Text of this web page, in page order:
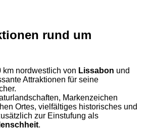
rund um
km nordwestlich von Lissabon und
Attraktionen für seine
Markenzeichen
Ortes, vielfältiges historisches und
zur Einstufung als
.